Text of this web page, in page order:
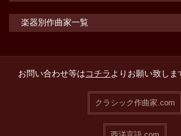
楽器別作曲家一覧
お問い合わせ等はコチラよりお願い致しま
クラシック作曲家.com